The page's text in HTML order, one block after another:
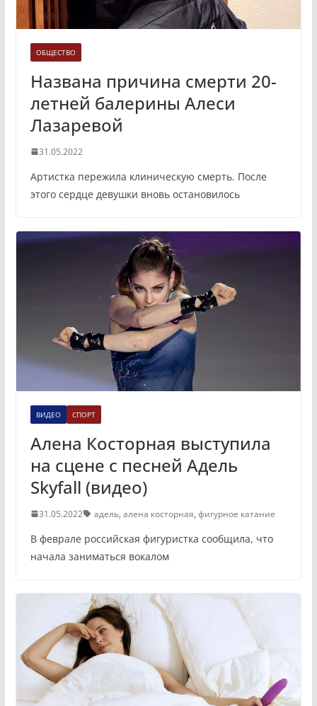
ОБЩЕСТВО
Названа причина смерти 20-
летней балерины Алеси
Лазаревой
31.05.2022
Артистка пережила клиническую смерть. После
этого сердце девушки вновь остановилось
ВИДЕО СПОРТ
Алена Косторная выступила
на сцене с песней Адель
Skyfall (видео)
31.05.2022 адель, алена косторная, фигурное катание
В феврале российская фигуристка сообщила, что
начала заниматься вокалом